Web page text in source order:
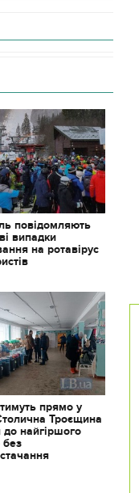
повідомляють
випадки
на ротавірус
прямо у
Троєщина
до найгіршого
без